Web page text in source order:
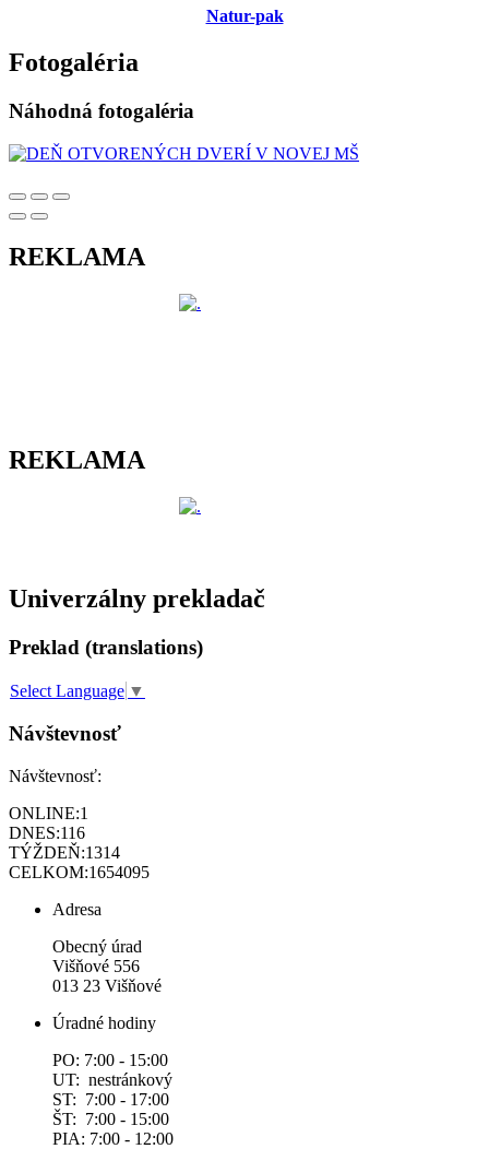
Natur-pak
Fotogaléria
Náhodná fotogaléria
REKLAMA
REKLAMA
Univerzálny prekladač
Preklad (translations)
Select Language ▼
Návštevnosť
Návštevnosť:
ONLINE:1
DNES:116
TÝŽDEŇ:1314
CELKOM:1654095
Adresa
Obecný úrad
Višňové 556
013 23 Višňové
Úradné hodiny
PO: 7:00 - 15:00
UT: nestránkový
ST: 7:00 - 17:00
ŠT: 7:00 - 15:00
PIA: 7:00 - 12:00